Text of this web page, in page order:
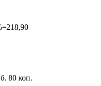
80 коп.